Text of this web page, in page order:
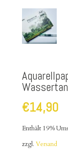
€14,90
Enthält 19%
zzgl. Versand